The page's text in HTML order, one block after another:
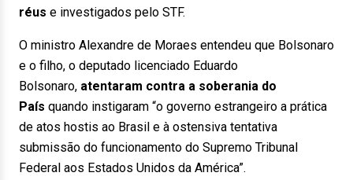
réus e investigados pelo STF.
O ministro Alexandre de Moraes entendeu que Bolsonaro
e o filho, o deputado licenciado Eduardo
Bolsonaro, atentaram contra a soberania do
País quando instigaram “o governo estrangeiro a prática
de atos hostis ao Brasil e à ostensiva tentativa
submissão do funcionamento do Supremo Tribunal
Federal aos Estados Unidos da América”.